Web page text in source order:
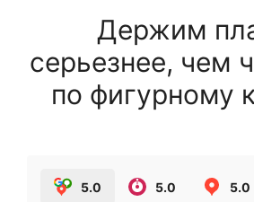
Держим
серьезнее, чем
по фигурному
5.0 5.0 5.0